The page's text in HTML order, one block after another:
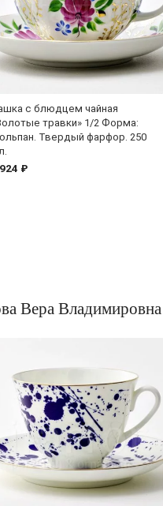
с блюдцем чайная
травки» 1/2 Форма:
Твердый фарфор. 250
₽
Вера Владимировна